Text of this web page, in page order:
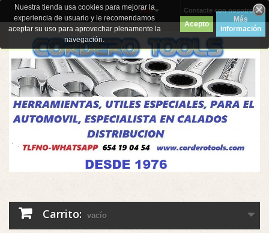
Contacte con nosotros
EUR
Carrito: vacío
Nuestra tienda usa cookies para mejorar la
experiencia de usuario y le recomendamos
aceptar su uso para aprovechar plenamente la
navegación.
Acepto
Más
información